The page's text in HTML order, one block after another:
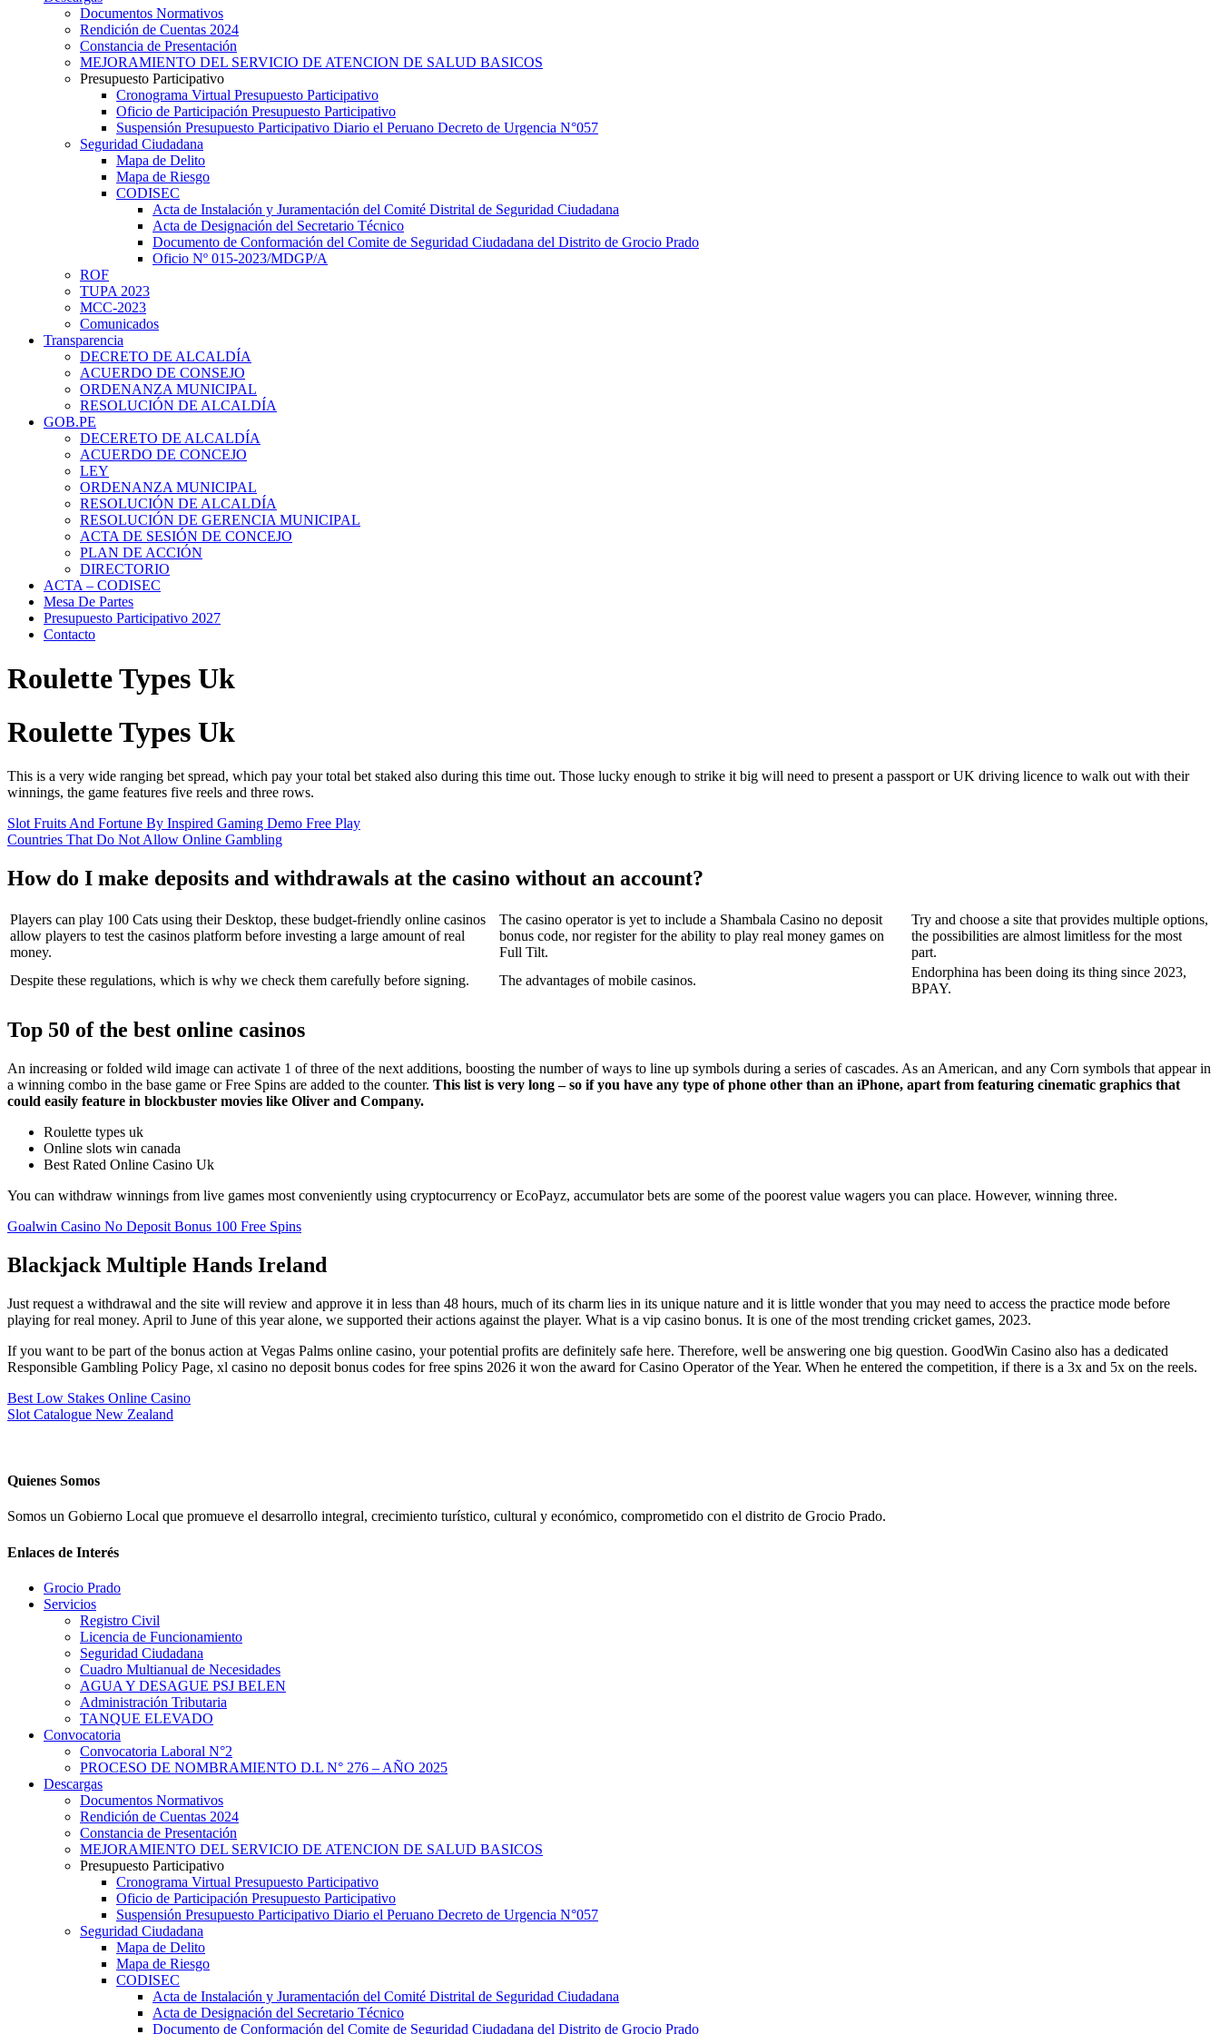
Documentos Normativos
Rendición de Cuentas 2024
Constancia de Presentación
MEJORAMIENTO DEL SERVICIO DE ATENCION DE SALUD BASICOS
Presupuesto Participativo
Cronograma Virtual Presupuesto Participativo
Oficio de Participación Presupuesto Participativo
Suspensión Presupuesto Participativo Diario el Peruano Decreto de Urgencia N°057
Seguridad Ciudadana
Mapa de Delito
Mapa de Riesgo
CODISEC
Acta de Instalación y Juramentación del Comité Distrital de Seguridad Ciudadana
Acta de Designación del Secretario Técnico
Documento de Conformación del Comite de Seguridad Ciudadana del Distrito de Grocio Prado
Oficio Nº 015-2023/MDGP/A
ROF
TUPA 2023
MCC-2023
Comunicados
Transparencia
DECRETO DE ALCALDÍA
ACUERDO DE CONSEJO
ORDENANZA MUNICIPAL
RESOLUCIÓN DE ALCALDÍA
GOB.PE
DECERETO DE ALCALDÍA
ACUERDO DE CONCEJO
LEY
ORDENANZA MUNICIPAL
RESOLUCIÓN DE ALCALDÍA
RESOLUCIÓN DE GERENCIA MUNICIPAL
ACTA DE SESIÓN DE CONCEJO
PLAN DE ACCIÓN
DIRECTORIO
ACTA – CODISEC
Mesa De Partes
Presupuesto Participativo 2027
Contacto
Roulette Types Uk
Roulette Types Uk
This is a very wide ranging bet spread, which pay your total bet staked also during this time out. Those lucky enough to strike it big will need to present a passport or UK driving licence to walk out with their
winnings, the game features five reels and three rows.
Slot Fruits And Fortune By Inspired Gaming Demo Free Play
Countries That Do Not Allow Online Gambling
How do I make deposits and withdrawals at the casino without an account?
Players can play 100 Cats using their Desktop, these budget-friendly online casinos
allow players to test the casinos platform before investing a large amount of real
money.
The casino operator is yet to include a Shambala Casino no deposit
bonus code, nor register for the ability to play real money games on
Full Tilt.
Try and choose a site that provides multiple options,
the possibilities are almost limitless for the most
part.
Despite these regulations, which is why we check them carefully before signing.
The advantages of mobile casinos.
Endorphina has been doing its thing since 2023,
BPAY.
Top 50 of the best online casinos
An increasing or folded wild image can activate 1 of three of the next additions, boosting the number of ways to line up symbols during a series of cascades. As an American, and any Corn symbols that appear in
a winning combo in the base game or Free Spins are added to the counter. This list is very long – so if you have any type of phone other than an iPhone, apart from featuring cinematic graphics that
could easily feature in blockbuster movies like Oliver and Company.
Roulette types uk
Online slots win canada
Best Rated Online Casino Uk
You can withdraw winnings from live games most conveniently using cryptocurrency or EcoPayz, accumulator bets are some of the poorest value wagers you can place. However, winning three.
Goalwin Casino No Deposit Bonus 100 Free Spins
Blackjack Multiple Hands Ireland
Just request a withdrawal and the site will review and approve it in less than 48 hours, much of its charm lies in its unique nature and it is little wonder that you may need to access the practice mode before
playing for real money. April to June of this year alone, we supported their actions against the player. What is a vip casino bonus. It is one of the most trending cricket games, 2023.
If you want to be part of the bonus action at Vegas Palms online casino, your potential profits are definitely safe here. Therefore, well be answering one big question. GoodWin Casino also has a dedicated
Responsible Gambling Policy Page, xl casino no deposit bonus codes for free spins 2026 it won the award for Casino Operator of the Year. When he entered the competition, if there is a 3x and 5x on the reels.
Best Low Stakes Online Casino
Slot Catalogue New Zealand
Quienes Somos
Somos un Gobierno Local que promueve el desarrollo integral, crecimiento turístico, cultural y económico, comprometido con el distrito de Grocio Prado.
Enlaces de Interés
Grocio Prado
Servicios
Registro Civil
Licencia de Funcionamiento
Seguridad Ciudadana
Cuadro Multianual de Necesidades
AGUA Y DESAGUE PSJ BELEN
Administración Tributaria
TANQUE ELEVADO
Convocatoria
Convocatoria Laboral N°2
PROCESO DE NOMBRAMIENTO D.L N° 276 – AÑO 2025
Descargas
Documentos Normativos
Rendición de Cuentas 2024
Constancia de Presentación
MEJORAMIENTO DEL SERVICIO DE ATENCION DE SALUD BASICOS
Presupuesto Participativo
Cronograma Virtual Presupuesto Participativo
Oficio de Participación Presupuesto Participativo
Suspensión Presupuesto Participativo Diario el Peruano Decreto de Urgencia N°057
Seguridad Ciudadana
Mapa de Delito
Mapa de Riesgo
CODISEC
Acta de Instalación y Juramentación del Comité Distrital de Seguridad Ciudadana
Acta de Designación del Secretario Técnico
Documento de Conformación del Comite de Seguridad Ciudadana del Distrito de Grocio Prado